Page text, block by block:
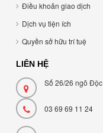
Điều khoản giao dịch
Dịch vụ tiện ích
Quyền sở hữu trí tuệ
LIÊN HỆ
Số 26/26 ngõ
03 69 69 11 24